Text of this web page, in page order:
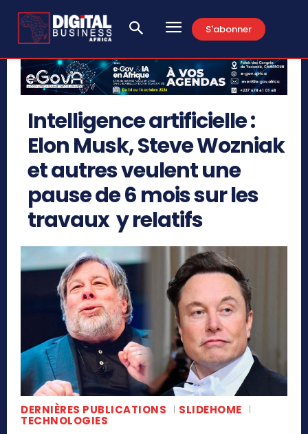
S'abonner
Intelligence artificielle :
Elon Musk, Steve Wozniak
et autres veulent une
pause de 6 mois sur les
travaux y relatifs
DERNIÈRES PUBLICATIONS SLIDEHOME
TECHNOLOGIES